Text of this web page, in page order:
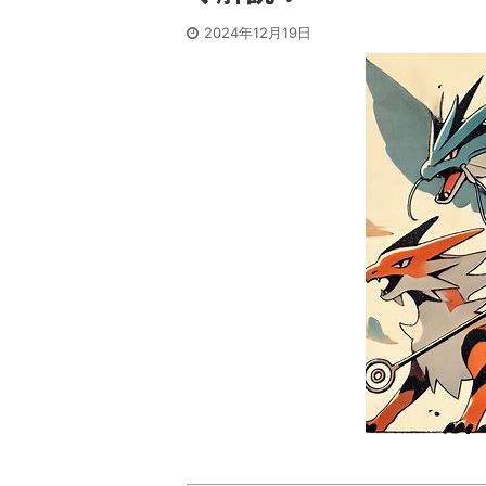
2024年12月19日